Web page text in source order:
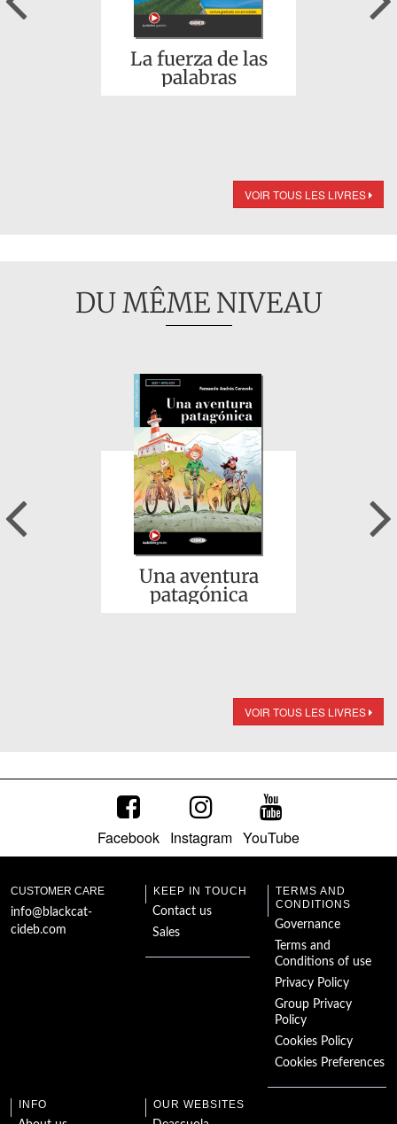
La fuerza de las
palabras
VOIR TOUS LES LIVRES
DU MÊME NIVEAU
Una aventura
patagónica
Previous
VOIR TOUS LES LIVRES
Facebook Instagram YouTube